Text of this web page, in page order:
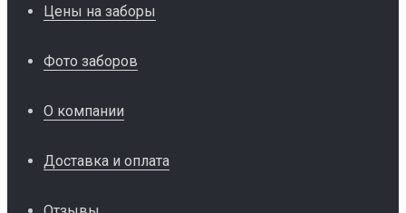
Цены на заборы
Фото заборов
О компании
Доставка и оплата